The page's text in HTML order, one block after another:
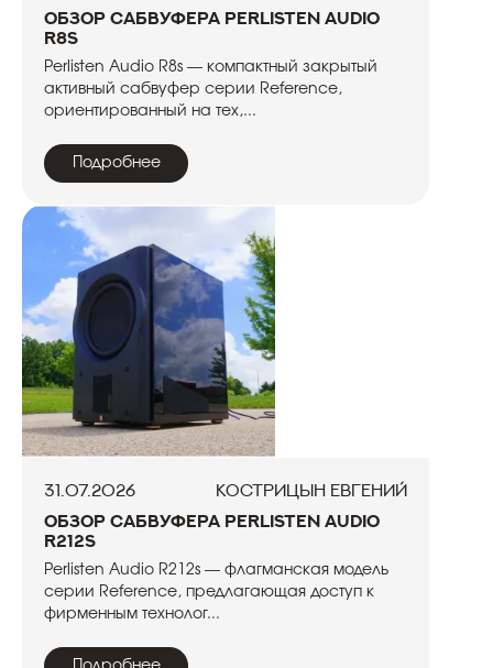
Обзор сабвуфера Perlisten Audio
R8s
Perlisten Audio R8s — компактный закрытый
активный сабвуфер серии Reference,
ориентированный на тех,...
Подробнее
31.07.2026
Кострицын Евгений
Обзор сабвуфера Perlisten Audio
R212s
Perlisten Audio R212s — флагманская модель
серии Reference, предлагающая доступ к
фирменным технолог...